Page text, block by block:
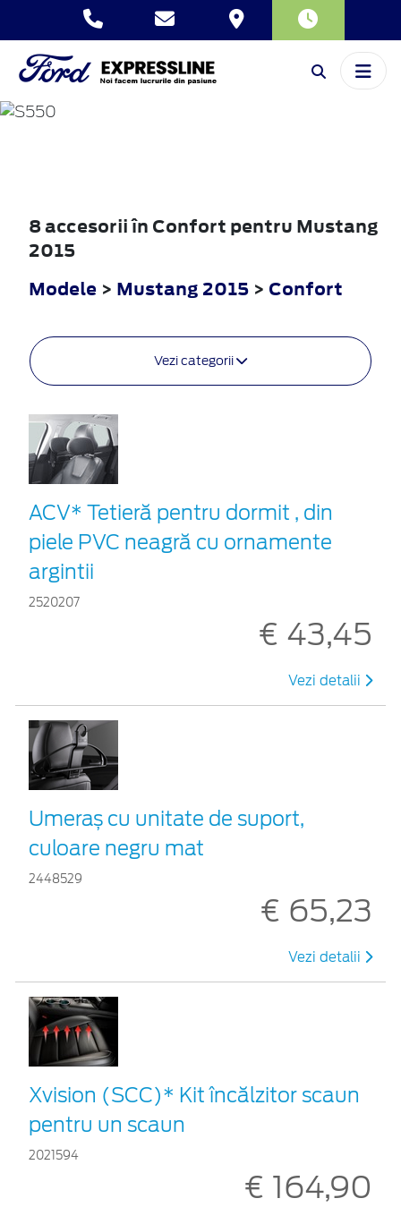
MUSTANG
8 accesorii în Confort pentru Mustang
2015
Modele > Mustang 2015 > Confort
Vezi categorii
ACV* Tetieră pentru dormit , din
piele PVC neagră cu ornamente
argintii
2520207
€ 43,45
Vezi detalii
Umeraș cu unitate de suport,
culoare negru mat
2448529
€ 65,23
Vezi detalii
Xvision (SCC)* Kit încălzitor scaun
pentru un scaun
2021594
€ 164,90